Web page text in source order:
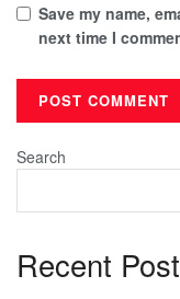
Save my name,
next time I
Search
Recent